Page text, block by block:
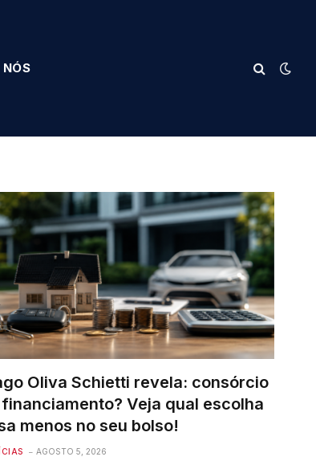
NÓS
Oliva Schietti revela: consórcio
Veja qual escolha
menos no seu bolso!
AGOSTO 5, 2026